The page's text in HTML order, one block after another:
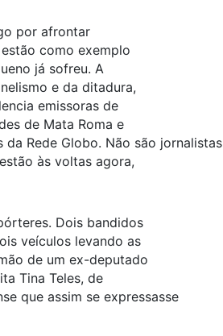
por afrontar
como exemplo
já sofreu. A
e da ditadura,
emissoras de
de Mata Roma e
Rede Globo. Não são jornalistas
às voltas agora,
Dois bandidos
veículos levando as
de um ex-deputado
Tina Teles, de
que assim se expressasse